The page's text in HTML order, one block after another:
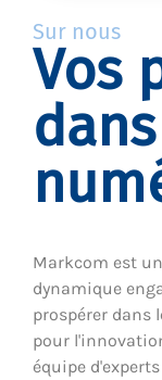
Sur nous
Vos
Markcom est
dynamique
prospérer dans
pour
équipe